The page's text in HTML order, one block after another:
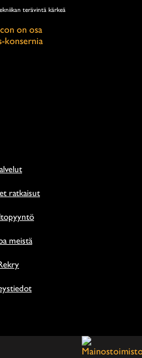
terävintä kärkeä
ratkaisut
meistä